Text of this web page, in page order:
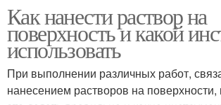
Как нанести раствор на
поверхность и какой
использовать
При выполнении различных работ,
нанесением растворов на поверхности,